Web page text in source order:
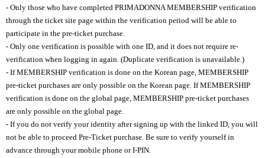
- Only those who have completed PRIMADONNA MEMBERSHIP verification
through the ticket site page within the verification period will be able to
participate in the pre-ticket purchase.
- Only one verification is possible with one ID, and it does not require re-
verification when logging in again. (Duplicate verification is unavailable.)
- If MEMBERSHIP verification is done on the Korean page, MEMBERSHIP
pre-ticket purchases are only possible on the Korean page. If MEMBERSHIP
verification is done on the global page, MEMBERSHIP pre-ticket purchases
are only possible on the global page.
- If you do not verify your identity after signing up with the linked ID, you will
not be able to proceed Pre-Ticket purchase. Be sure to verify yourself in
advance through your mobile phone or I-PIN.